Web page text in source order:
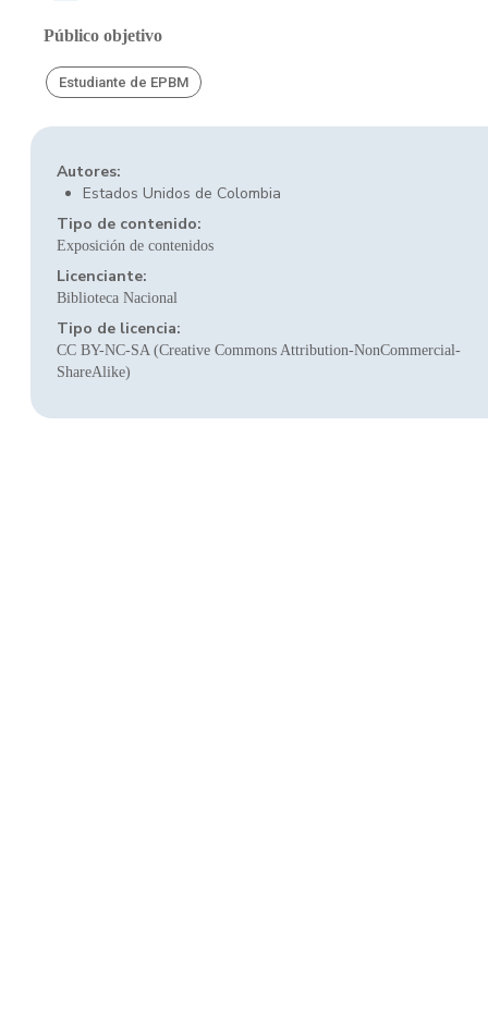
Público objetivo
Estudiante de EPBM
Autores:
Estados Unidos de Colombia
Tipo de contenido:
Exposición de contenidos
Licenciante:
Biblioteca Nacional
Tipo de licencia:
CC BY-NC-SA (Creative Commons Attribution-NonCommercial-
ShareAlike)